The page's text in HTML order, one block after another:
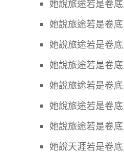
她說旅途若是卷
她說旅途若是卷
她說旅途若是卷
她說旅途若是卷
她說旅途若是卷
她說旅途若是卷
她說旅途若是卷
她說天涯若是卷